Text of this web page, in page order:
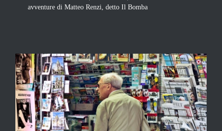
avventure di Matteo Renzi, detto Il Bomba